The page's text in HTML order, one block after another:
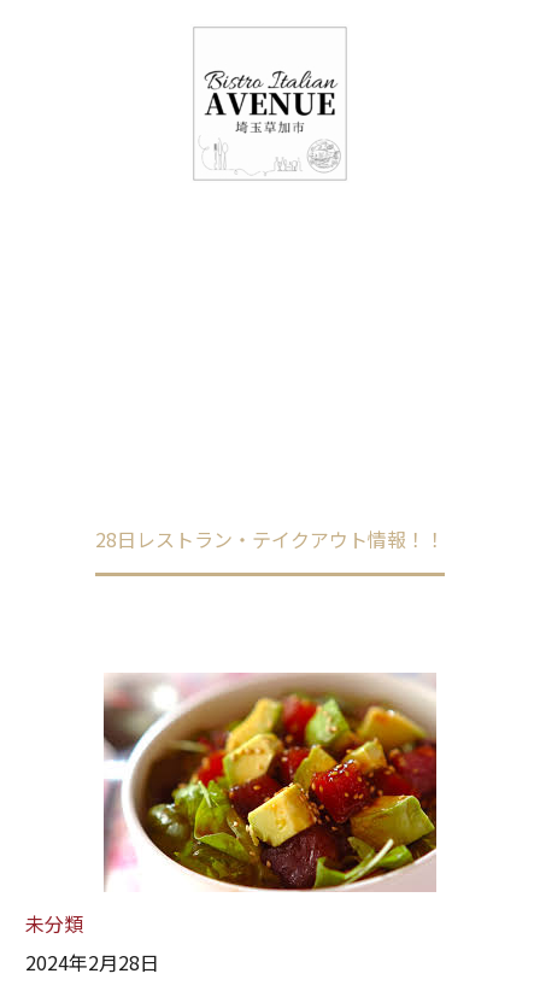
28日レストラン・テイクアウト情報！！
未分類
2024年2月28日